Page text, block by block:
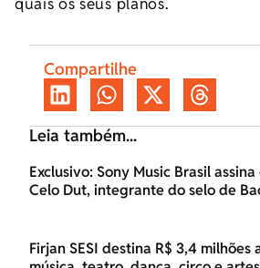
Compartilhe
Leia também...
Exclusivo: Sony Music Brasil
Celo Dut, integrante do selo de
Firjan SESI destina R$ 3,4 milhões